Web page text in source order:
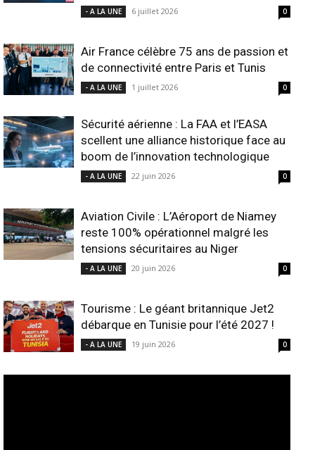
- A LA UNE 6 juillet 2026 0
Air France célèbre 75 ans de passion et
de connectivité entre Paris et Tunis
- A LA UNE 1 juillet 2026 0
Sécurité aérienne : La FAA et l’EASA
scellent une alliance historique face au
boom de l’innovation technologique
- A LA UNE 22 juin 2026 0
Aviation Civile : L’Aéroport de Niamey
reste 100% opérationnel malgré les
tensions sécuritaires au Niger
- A LA UNE 20 juin 2026 0
Tourisme : Le géant britannique Jet2
débarque en Tunisie pour l’été 2027 !
- A LA UNE 19 juin 2026 0